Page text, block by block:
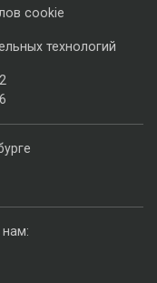
cookie
технологий
нам: